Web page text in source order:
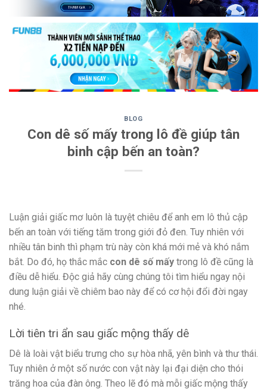
BLOG
Con dê số mấy trong lô đề giúp tân
binh cập bến an toàn?
Luận giải giấc mơ luôn là tuyệt chiêu để anh em lô thủ cập
bến an toàn với tiếng tăm trong giới đỏ đen. Tuy nhiên với
nhiều tân binh thì phạm trù này còn khá mới mẻ và khó nắm
bắt. Do đó, họ thắc mắc con dê số mấy trong lô đề cũng là
điều dễ hiểu. Độc giả hãy cùng chúng tôi tìm hiểu ngay nội
dung luận giải về chiêm bao này để có cơ hội đổi đời ngay
nhé.
Lời tiên tri ẩn sau giấc mộng thấy dê
Dê là loài vật biểu trưng cho sự hòa nhã, yên bình và thư thái.
Tuy nhiên ở một số nước con vật này lại đại diện cho thói
trăng hoa của đàn ông. Theo lẽ đó mà mỗi giấc mộng thấy